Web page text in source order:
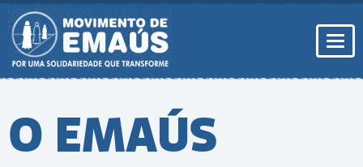
Pular
para
conteúdo
O EMAÚS